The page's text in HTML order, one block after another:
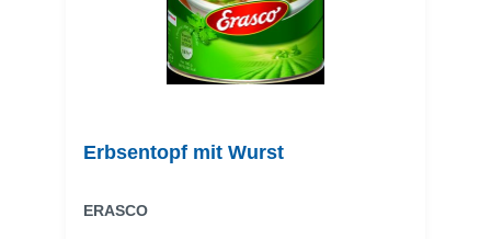
Erbsentopf mit Wurst
ERASCO